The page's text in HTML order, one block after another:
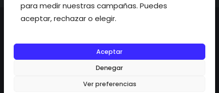
para medir nuestras campañas. Puedes
aceptar, rechazar o elegir.
Aceptar
Denegar
Ver preferencias
©2026 fisioterapiatualcance todos los derechos reservados.